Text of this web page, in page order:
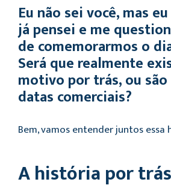
Eu não sei você, mas
já pensei e me
de comemorarmos o
Será que realmente
motivo por trás, ou são
datas comerciais?
Bem, vamos entender juntos essa
A história por